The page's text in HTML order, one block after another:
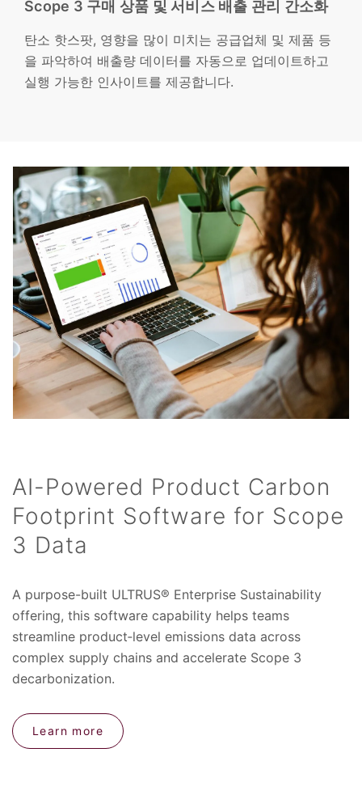
Scope 3 구매 상품 및 서비스 배출 관리 간소화
탄소 핫스팟, 영향을 많이 미치는 공급업체 및 제품 등
을 파악하여 배출량 데이터를 자동으로 업데이트하고
실행 가능한 인사이트를 제공합니다.
AI-Powered Product Carbon
Footprint Software for Scope
3 Data
A purpose-built ULTRUS® Enterprise Sustainability
offering, this software capability helps teams
streamline product‑level emissions data across
complex supply chains and accelerate Scope 3
decarbonization.
Learn more